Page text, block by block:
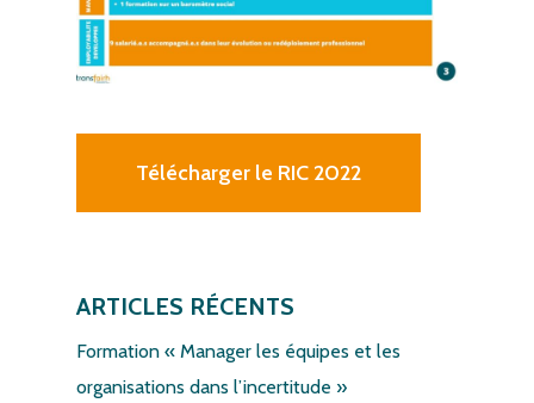
Télécharger le RIC 2022
ARTICLES RÉCENTS
Formation « Manager les équipes et les
organisations dans l’incertitude »